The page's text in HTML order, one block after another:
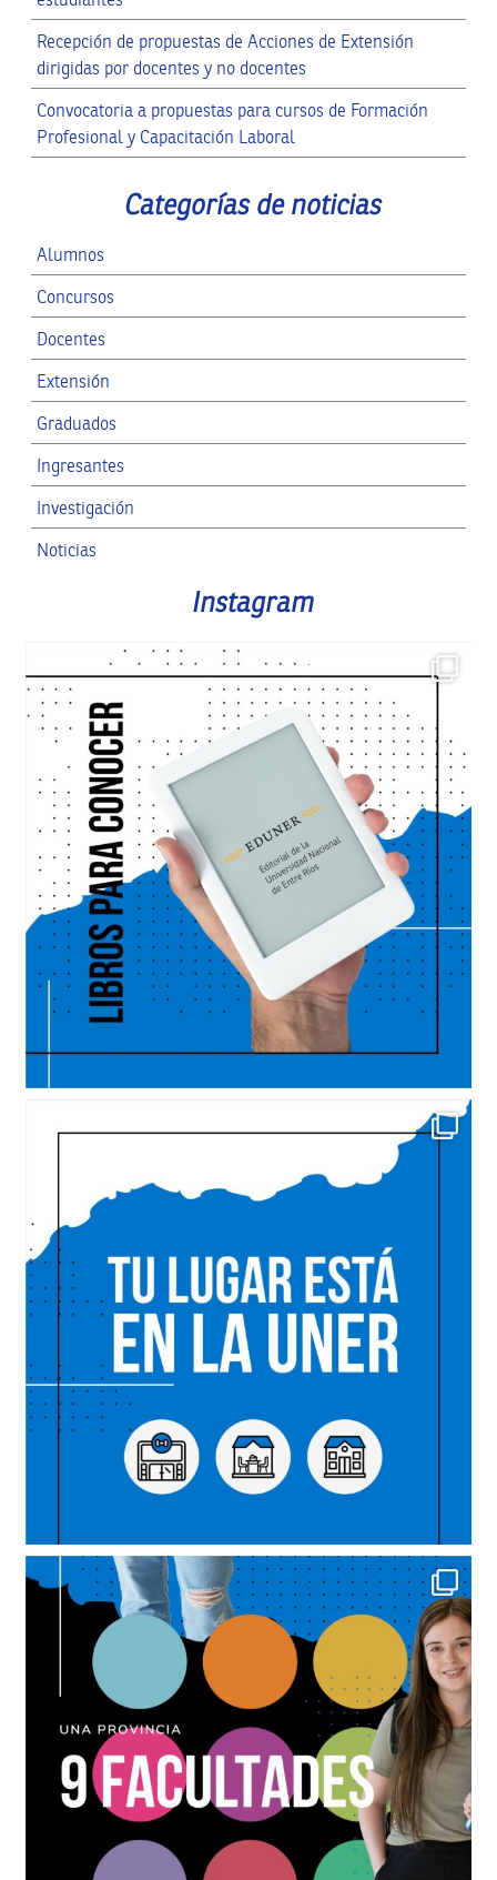
Recepción de propuestas de Acciones de Extensión
dirigidas por docentes y no docentes
Convocatoria a propuestas para cursos de Formación
Profesional y Capacitación Laboral
Categorías de noticias
Alumnos
Concursos
Docentes
Extensión
Graduados
Ingresantes
Investigación
Noticias
Instagram